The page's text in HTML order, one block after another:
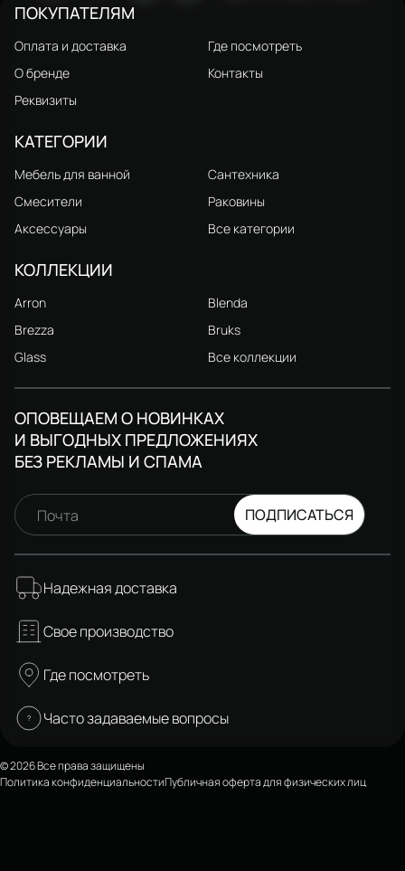
ПОКУПАТЕЛЯМ
Оплата и доставка
Где посмотреть
О бренде
Контакты
Реквизиты
КАТЕГОРИИ
Мебель для ванной
Сантехника
Смесители
Раковины
Аксессуары
Все категории
КОЛЛЕКЦИИ
Arron
Blenda
Brezza
Bruks
Glass
Все коллекции
ОПОВЕЩАЕМ О НОВИНКАХ
И ВЫГОДНЫХ ПРЕДЛОЖЕНИЯХ
БЕЗ РЕКЛАМЫ И СПАМА
Почта ПОДПИСАТЬСЯ
Надежная доставка
Свое производство
Где посмотреть
Часто задаваемые вопросы
© 2026 Все права защищены
Политика конфиденциальностиПубличная оферта для физических лиц